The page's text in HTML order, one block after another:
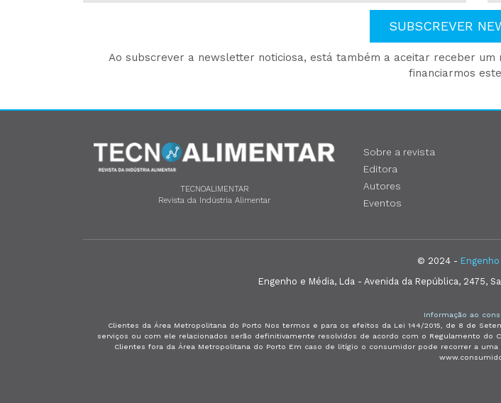
SUBSCREVER
Ao subscrever a newsletter noticiosa, está também a aceitar receber
financiarmos
TECNOALIMENTAR
Revista da Indústria Alimentar
Sobre a revista
Editora
Autores
Eventos
© 2024 -
Engenho e Média, Lda - Avenida da República, 2475,
Informação ao
Clientes da Área Metropolitana do Porto Nos termos e para os efeitos da Lei 144/2015, de 8 de
serviços ou com ele relacionados serão definitivamente resolvidos de acordo com o Regulamento
Clientes fora da Área Metropolitana do Porto Em caso de litígio o consumidor pode recorrer a